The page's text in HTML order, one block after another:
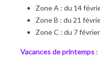
Zone A : du 14
Zone B : du 21
Zone C : du 7
Vacances de printemps :